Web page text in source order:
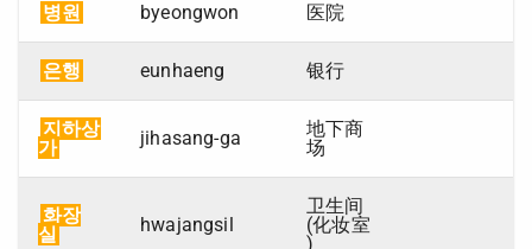
병원 byeongwon 医院
은행 eunhaeng 银行
지하상
가
jihasang-ga
地下商
场
화장
실
hwajangsil
卫生间
(化妆室
)